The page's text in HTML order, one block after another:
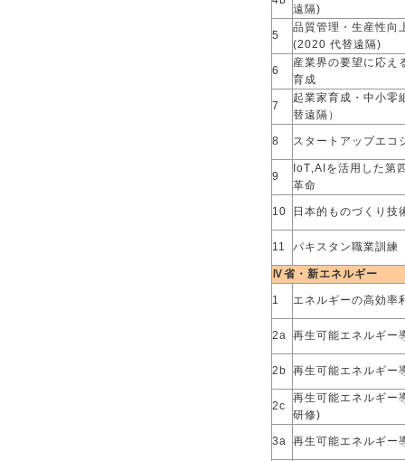
遠隔)
5
品質管理・生産性向
(2020 代替遠隔)
6
産業界の要望に応え
育成
7
起業家育成・中小
替遠隔）
8 スタートアップエコ
9
IoT‚AIを活用した第
革命
10 日本的ものづくり技
11 パキスタン職業訓練
Ⅳ省・新エネルギー
1 エネルギーの高効率
2a 再生可能エネルギー
2b 再生可能エネルギー
2c
再生可能エネルギ
研修)
3a 再生可能エネルギー